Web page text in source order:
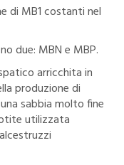
di MB1 costanti nel
due: MBN e MBP.
arricchita in
produzione di
sabbia molto fine
utilizzata